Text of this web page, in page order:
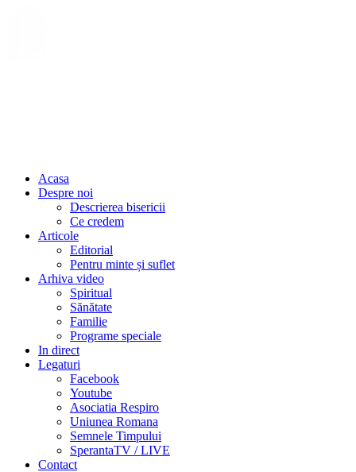
Acasa
Despre noi
Descrierea bisericii
Ce credem
Articole
Editorial
Pentru minte și suflet
Arhiva video
Spiritual
Sănătate
Familie
Programe speciale
In direct
Legaturi
Facebook
Youtube
Asociatia Respiro
Uniunea Romana
Semnele Timpului
SperantaTV / LIVE
Contact